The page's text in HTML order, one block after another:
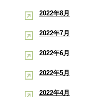
2022年8月
2022年7月
2022年6月
2022年5月
2022年4月